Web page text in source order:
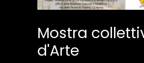
Mostra
d'Arte